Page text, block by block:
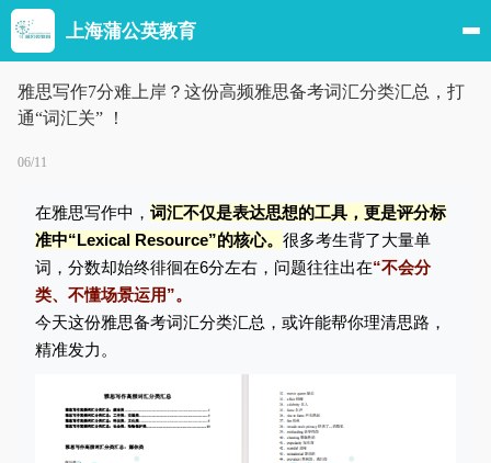
上海蒲公英教育
雅思写作7分难上岸？这份高频雅思备考词汇分类汇总，打
通“词汇关” ！
06/11
在雅思写作中， 词汇不仅是表达思想的工具，更是评分标
准中“Lexical Resource”的核心。 很多考生背了大量单
词，分数却始终徘徊在6分左右，问题往往出在“不会分
类、不懂场景运用”。
今天这份雅思备考词汇分类汇总，或许能帮你理清思路，
精准发力。